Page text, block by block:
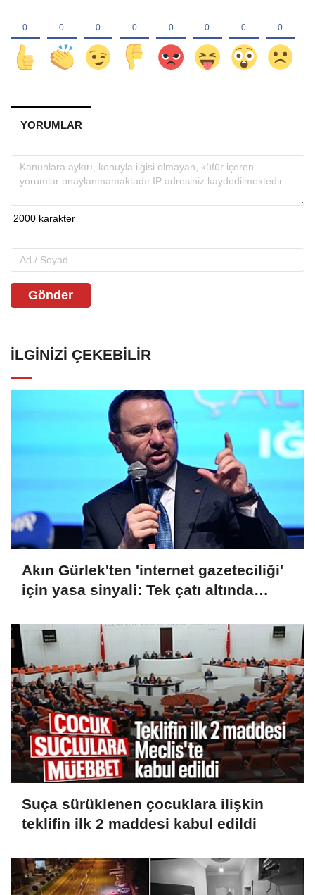
YORUMLAR
Gönder
İLGINIZI ÇEKEBILIR
Akın Gürlek'ten 'internet gazeteciliği'
için yasa sinyali: Tek çatı altında
Suça sürüklenen çocuklara ilişkin
teklifin ilk 2 maddesi kabul edildi